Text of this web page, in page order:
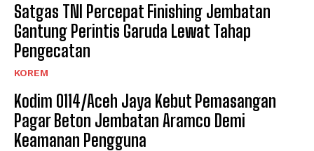
Satgas TNI Percepat Finishing Jembatan
Gantung Perintis Garuda Lewat Tahap
Pengecatan
KOREM
Kodim 0114/Aceh Jaya Kebut Pemasangan
Pagar Beton Jembatan Aramco Demi
Keamanan Pengguna